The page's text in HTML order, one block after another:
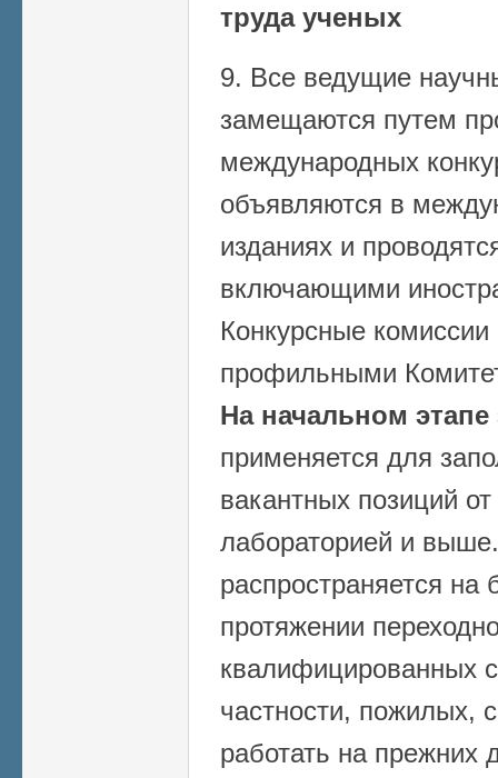
труда ученых
9. Все ведущие
замещаются путем
международных
объявляются в
изданиях и
включающими
Конкурсные комиссии
профильными
На начальном этапе
применяется для
вакантных позиций
лабораторией и
распространяется на
протяжении
квалифицированных
частности, пожилых,
работать на прежних